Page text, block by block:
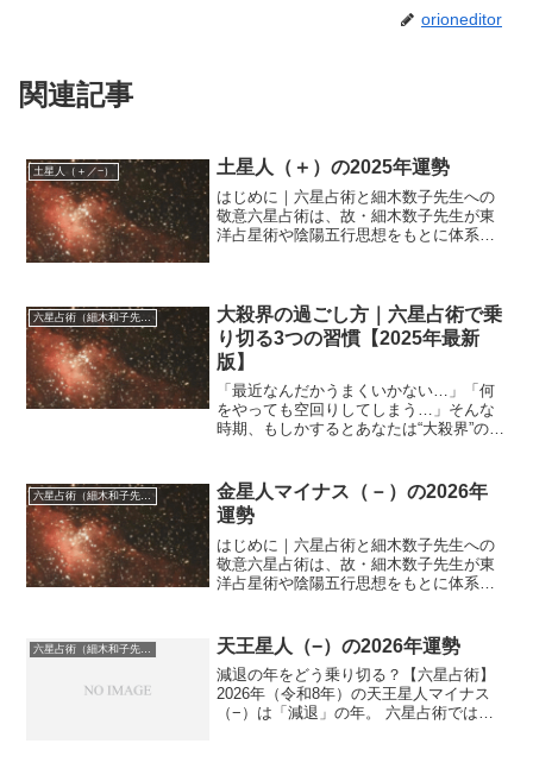
orioneditor
関連記事
土星人（＋／−） 土星人（＋）の2025年運勢
はじめに｜六星占術と細木数子先生への
敬意六星占術は、故・細木数子先生が東
洋占星術や陰陽五行思想をもとに体系化
くの支持を集めています。本...
六星占術（細木和子先生）
大殺界の過ごし方｜六星占術で乗
り切る3つの習慣【2025年最新
版】
「最近なんだかうまくいかない…」「何
をやっても空回りしてしまう…」そんな
時期、もしかするとあなたは“大殺界”の真
れが大殺界。避けられない時期だからこ
そ、どう過ごすかが未...
金星人マイナス（－）の2026年
運勢
はじめに｜六星占術と細木数子先生への
敬意六星占術は、故・細木数子先生が東
洋占星術や陰陽五行思想をもとに体系化
受け継がれ、多くの人々の人生に寄り添
っています。本記事では、細...
天王星人（−）の2026年運勢
減退の年をどう乗り切る？【六星占術】
2026年（令和8年）の天王星人マイナス
（−）は「減退」の年。 六星占術では